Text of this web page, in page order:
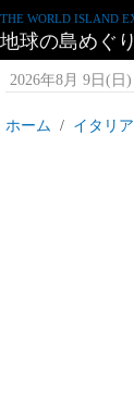
THE WORLD ISLAND
地球の島め
2026年8月 9日(日)
ホーム イタリ